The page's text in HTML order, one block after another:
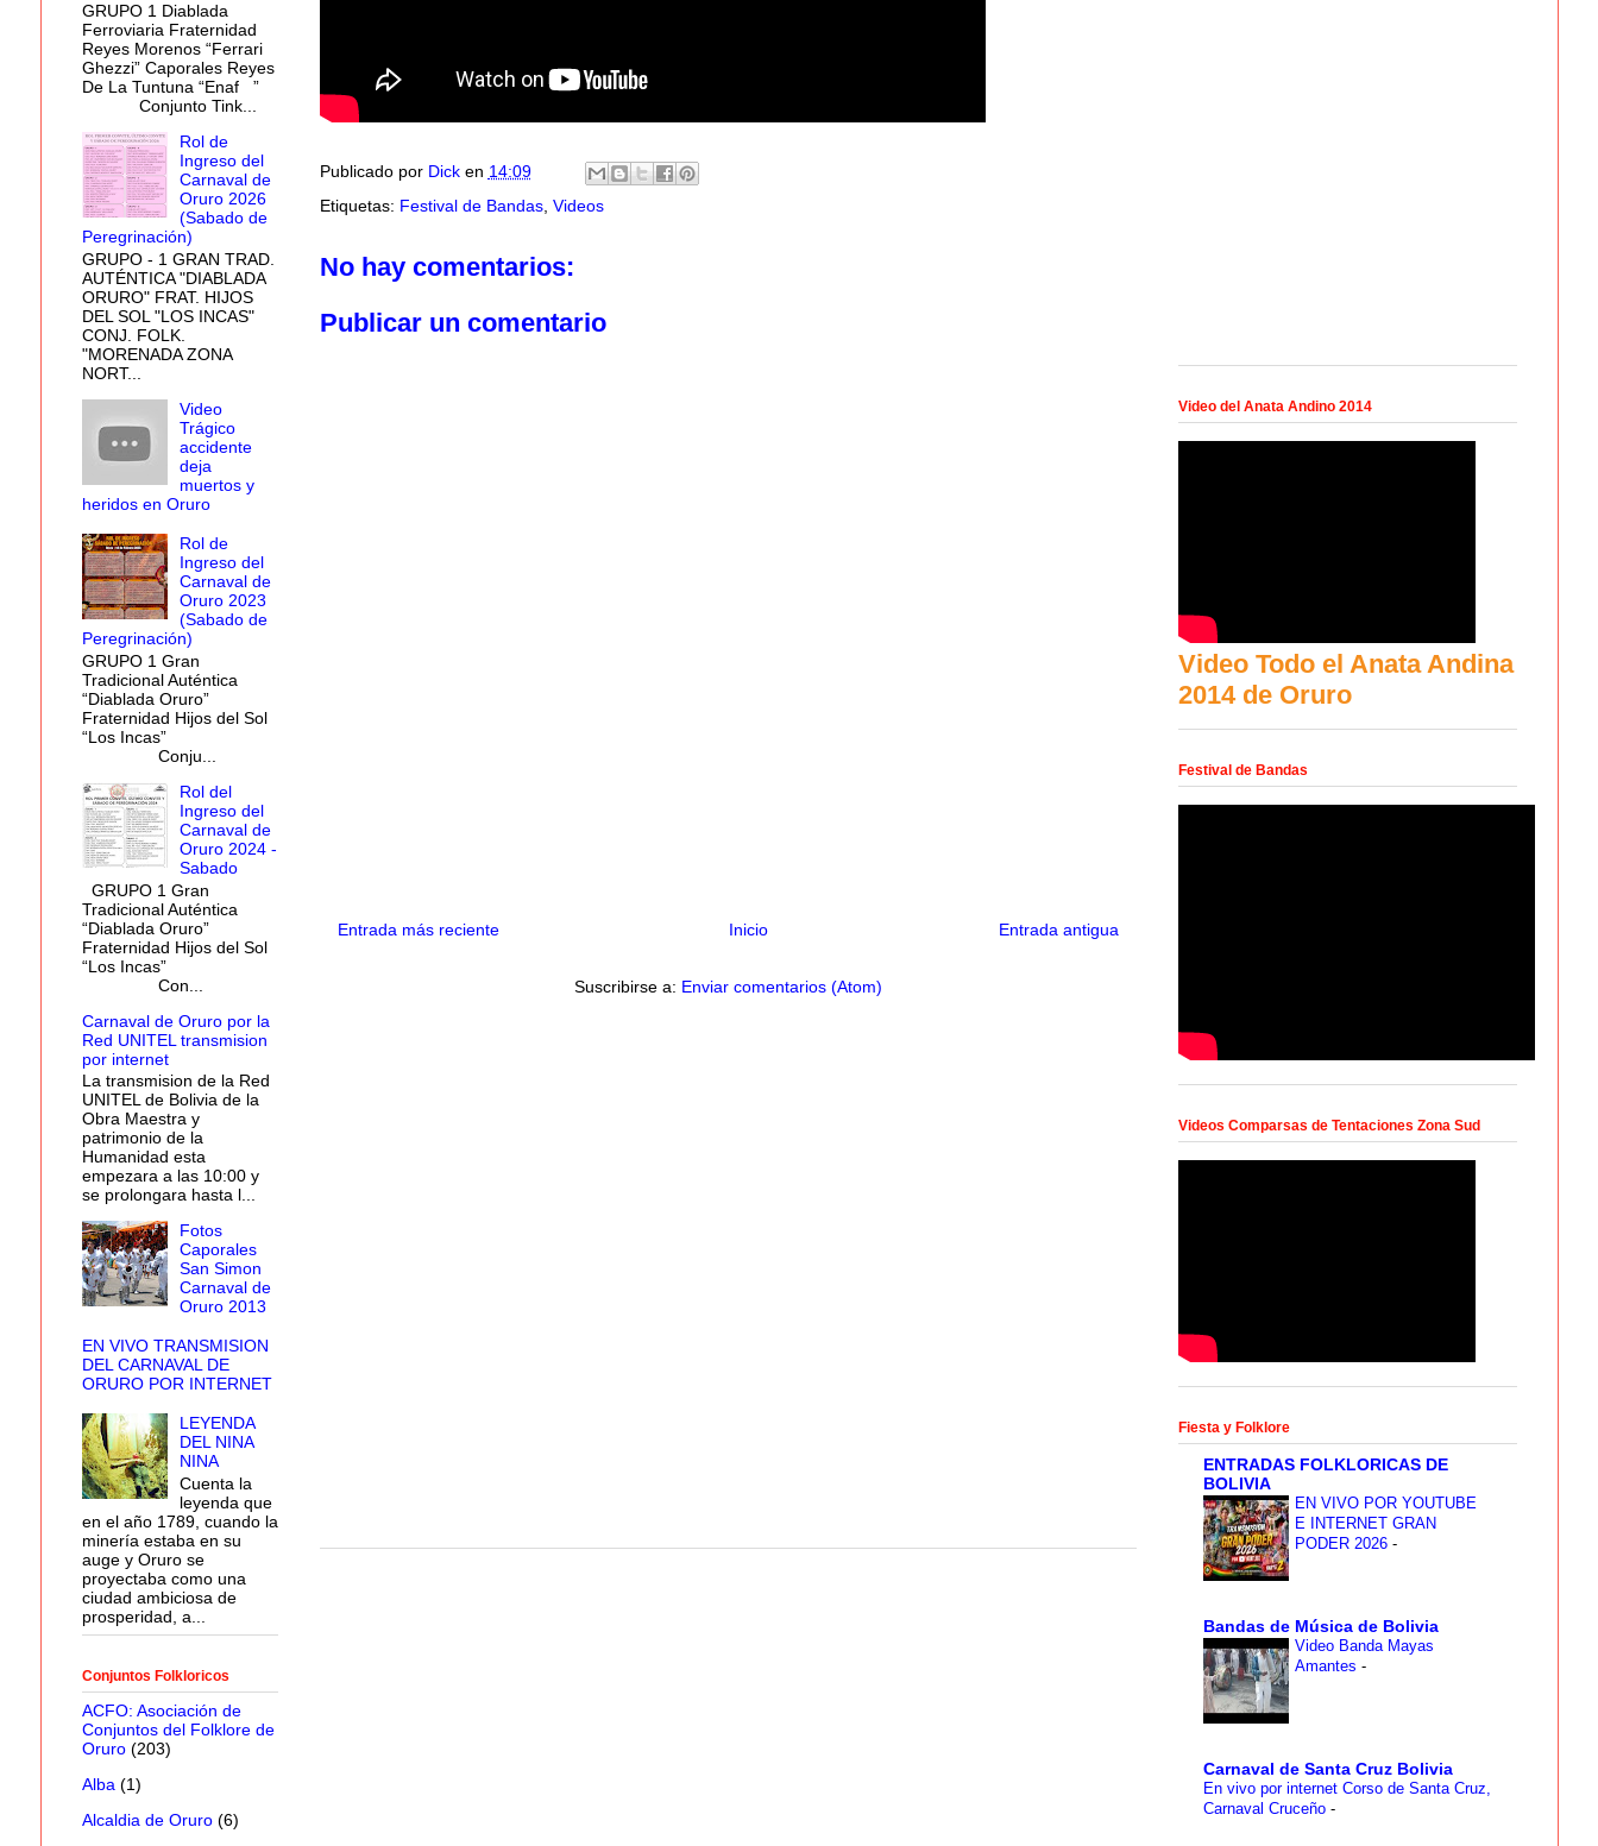
Publicado por Dick en 14:09
Etiquetas: Festival de Bandas, Videos
No hay comentarios:
Publicar un comentario
Entrada más reciente Entrada antigua
Inicio
Suscribirse a: Enviar comentarios (Atom)
GRUPO 1 Diablada
Ferroviaria Fraternidad
Reyes Morenos “Ferrari
Ghezzi” Caporales Reyes
De La Tuntuna “Enaf ”
Conjunto Tink...
Rol de
Ingreso del
Carnaval de
Oruro 2026
(Sabado de
Peregrinación)
GRUPO - 1 GRAN TRAD.
AUTÉNTICA "DIABLADA
ORURO" FRAT. HIJOS
DEL SOL "LOS INCAS"
CONJ. FOLK.
"MORENADA ZONA
NORT...
Video
Trágico
accidente
deja
muertos y
heridos en Oruro
Rol de
Ingreso del
Carnaval de
Oruro 2023
(Sabado de
Peregrinación)
GRUPO 1 Gran
Tradicional Auténtica
“Diablada Oruro”
Fraternidad Hijos del Sol
“Los Incas”
Conju...
Rol del
Ingreso del
Carnaval de
Oruro 2024 -
Sabado
GRUPO 1 Gran
Tradicional Auténtica
“Diablada Oruro”
Fraternidad Hijos del Sol
“Los Incas”
Con...
Carnaval de Oruro por la
Red UNITEL transmision
por internet
La transmision de la Red
UNITEL de Bolivia de la
Obra Maestra y
patrimonio de la
Humanidad esta
empezara a las 10:00 y
se prolongara hasta l...
Fotos
Caporales
San Simon
Carnaval de
Oruro 2013
EN VIVO TRANSMISION
DEL CARNAVAL DE
ORURO POR INTERNET
LEYENDA
DEL NINA
NINA
Cuenta la
leyenda que
en el año 1789, cuando la
minería estaba en su
auge y Oruro se
proyectaba como una
ciudad ambiciosa de
prosperidad, a...
Conjuntos Folkloricos
ACFO: Asociación de
Conjuntos del Folklore de
Oruro (203)
Alba (1)
Alcaldia de Oruro (6)
Video del Anata Andino 2014
Video Todo el Anata Andina
2014 de Oruro
Festival de Bandas
Videos Comparsas de Tentaciones Zona Sud
Fiesta y Folklore
ENTRADAS FOLKLORICAS DE
BOLIVIA
EN VIVO POR YOUTUBE
E INTERNET GRAN
PODER 2026 -
Bandas de Música de Bolivia
Video Banda Mayas
Amantes -
Carnaval de Santa Cruz Bolivia
En vivo por internet Corso de Santa Cruz,
Carnaval Cruceño -